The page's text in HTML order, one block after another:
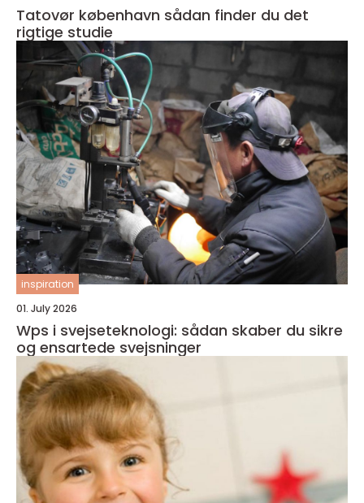
Tatovør københavn sådan finder du det
rigtige studie
inspiration
01. July 2026
Wps i svejseteknologi: sådan skaber du sikre
og ensartede svejsninger